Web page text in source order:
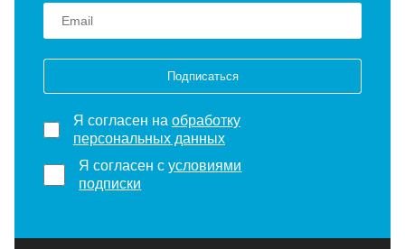
Подписаться
Я согласен на обработку
персональных данных
Я согласен сусловиями
подписки